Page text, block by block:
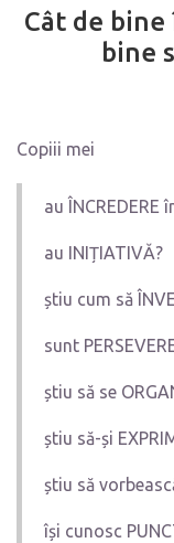
Cât de bine
bine
Copiii mei
au ÎNCREDERE
au INIȚIATIVĂ?
știu cum să
sunt
știu să se
știu să-și
știu să
își cunosc